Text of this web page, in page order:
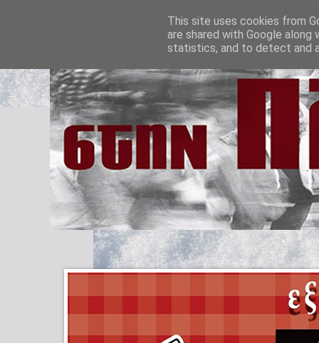
This site uses cookies from
are shared with Google
statistics, and to detect and